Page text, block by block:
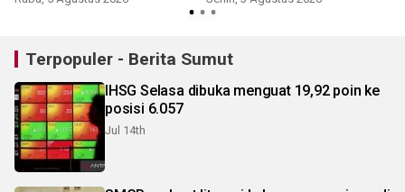
Terpopuler - Berita Sumut
IHSG Selasa dibuka menguat 19,92 poin ke
posisi 6.057
Jul 14th